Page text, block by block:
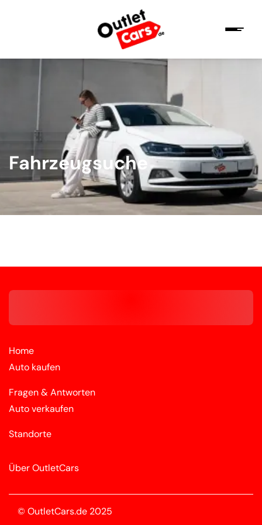
Fahrzeugsuche
Home
Auto kaufen
Fragen & Antworten
Auto verkaufen
Standorte
Über OutletCars
© OutletCars.de 2025